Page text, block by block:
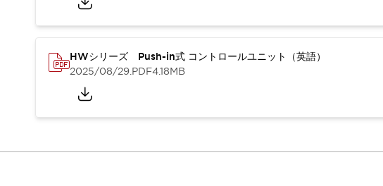
重量物搬送アシスト
COLLABORATIVE ROBOTS
SWD搭載 AMR開発キット
防爆ソリューション
「防爆受注製品」のご提案
防爆技術への取り組み
HWシリーズ Push-in式 コントロールユニット（英語）
2025/08/29.PDF4.18MB